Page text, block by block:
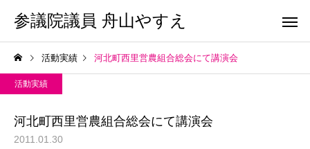
参議院議員 舟山やすえ
活動実績 河北町西里営農組合総会にて講演会
活動実績
河北町西里営農組合総会にて講演会
2011.01.30